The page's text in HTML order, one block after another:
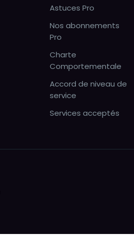
Astuces Pro
Nos abonnements
Pro
Charte
Comportementale
Accord de niveau de
service
Services acceptés